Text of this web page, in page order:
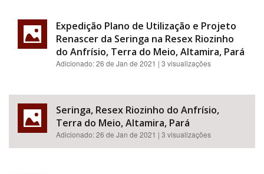
Expedição Plano de Utilização e Projeto
Renascer da Seringa na Resex Riozinho
do Anfrísio, Terra do Meio, Altamira, Pará
Adicionado:26 de Jan de 2021 | 3 visualizações
Seringa, Resex Riozinho do Anfrísio,
Terra do Meio, Altamira, Pará
Adicionado:26 de Jan de 2021 | 3 visualizações